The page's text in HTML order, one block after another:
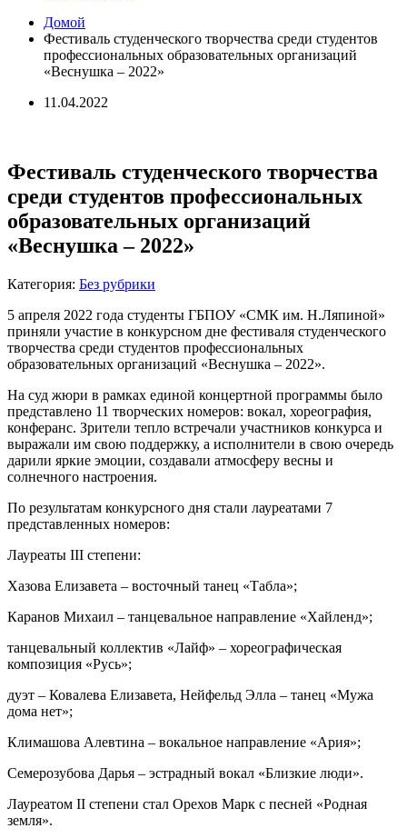
Домой
Фестиваль студенческого творчества среди студентов
профессиональных образовательных организаций
«Веснушка – 2022»
11.04.2022
Фестиваль студенческого творчества
среди студентов профессиональных
образовательных организаций
«Веснушка – 2022»
Категория: Без рубрики
5 апреля 2022 года студенты ГБПОУ «СМК им. Н.Ляпиной»
приняли участие в конкурсном дне фестиваля студенческого
творчества среди студентов профессиональных
образовательных организаций «Веснушка – 2022».
На суд жюри в рамках единой концертной программы было
представлено 11 творческих номеров: вокал, хореография,
конферанс. Зрители тепло встречали участников конкурса и
выражали им свою поддержку, а исполнители в свою очередь
дарили яркие эмоции, создавали атмосферу весны и
солнечного настроения.
По результатам конкурсного дня стали лауреатами 7
представленных номеров:
Лауреаты III степени:
Хазова Елизавета – восточный танец «Табла»;
Каранов Михаил – танцевальное направление «Хайленд»;
танцевальный коллектив «Лайф» – хореографическая
композиция «Русь»;
дуэт – Ковалева Елизавета, Нейфельд Элла – танец «Мужа
дома нет»;
Климашова Алевтина – вокальное направление «Ария»;
Семерозубова Дарья – эстрадный вокал «Близкие люди».
Лауреатом II степени стал Орехов Марк с песней «Родная
земля».